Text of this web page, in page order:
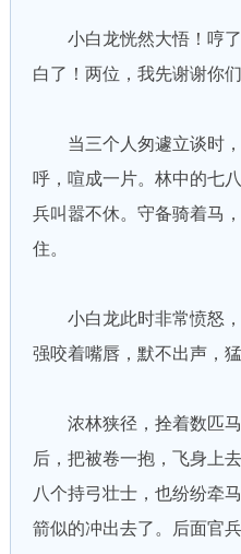
小白龙恍然大悟！哼了
白了！两位，我先谢谢你
当三个人匆遽立谈时，
呼，喧成一片。林中的七
兵叫嚣不休。守备骑着马
住。
小白龙此时非常愤怒，
强咬着嘴唇，默不出声，
浓林狭径，拴着数匹马
后，把被卷一抱，飞身上
八个持弓壮士，也纷纷牵
箭似的冲出去了。后面官